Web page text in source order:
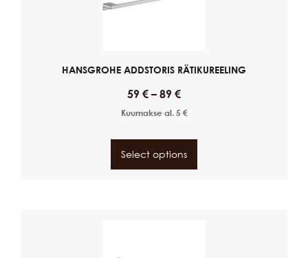
HANSGROHE ADDSTORIS RÄTIKUREELING
59 € – 89 €
Kuumakse al. 5 €
Select options